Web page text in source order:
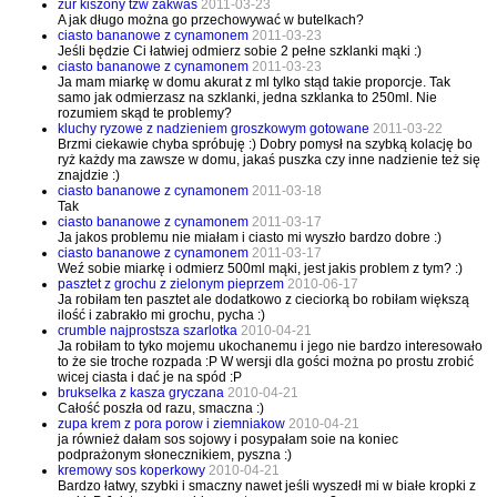
zur kiszony tzw zakwas 2011-03-23
A jak długo można go przechowywać w butelkach?
ciasto bananowe z cynamonem 2011-03-23
Jeśli będzie Ci łatwiej odmierz sobie 2 pełne szklanki mąki :)
ciasto bananowe z cynamonem 2011-03-23
Ja mam miarkę w domu akurat z ml tylko stąd takie proporcje. Tak
samo jak odmierzasz na szklanki, jedna szklanka to 250ml. Nie
rozumiem skąd te problemy?
kluchy ryzowe z nadzieniem groszkowym gotowane 2011-03-22
Brzmi ciekawie chyba spróbuję :) Dobry pomysł na szybką kolację bo
ryż każdy ma zawsze w domu, jakaś puszka czy inne nadzienie też się
znajdzie :)
ciasto bananowe z cynamonem 2011-03-18
Tak
ciasto bananowe z cynamonem 2011-03-17
Ja jakos problemu nie miałam i ciasto mi wyszło bardzo dobre :)
ciasto bananowe z cynamonem 2011-03-17
Weź sobie miarkę i odmierz 500ml mąki, jest jakis problem z tym? :)
pasztet z grochu z zielonym pieprzem 2010-06-17
Ja robiłam ten pasztet ale dodatkowo z cieciorką bo robiłam większą
ilość i zabrakło mi grochu, pycha :)
crumble najprostsza szarlotka 2010-04-21
Ja robiłam to tyko mojemu ukochanemu i jego nie bardzo interesowało
to że sie troche rozpada :P W wersji dla gości można po prostu zrobić
wicej ciasta i dać je na spód :P
brukselka z kasza gryczana 2010-04-21
Całość poszła od razu, smaczna :)
zupa krem z pora porow i ziemniakow 2010-04-21
ja również dałam sos sojowy i posypałam soie na koniec
podprażonym słonecznikiem, pyszna :)
kremowy sos koperkowy 2010-04-21
Bardzo łatwy, szybki i smaczny nawet jeśli wyszedł mi w białe kropki z